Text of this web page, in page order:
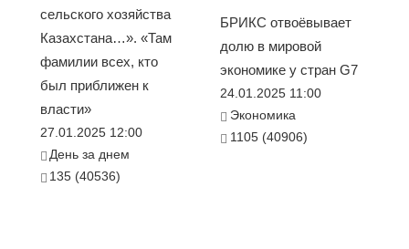
сельского хозяйства
Казахстана…». «Там
фамилии всех, кто
был приближен к
власти»
27.01.2025 12:00
День за днем
135 (40536)
БРИКС отвоёвывает
долю в мировой
экономике у стран G7
24.01.2025 11:00
Экономика
1105 (40906)